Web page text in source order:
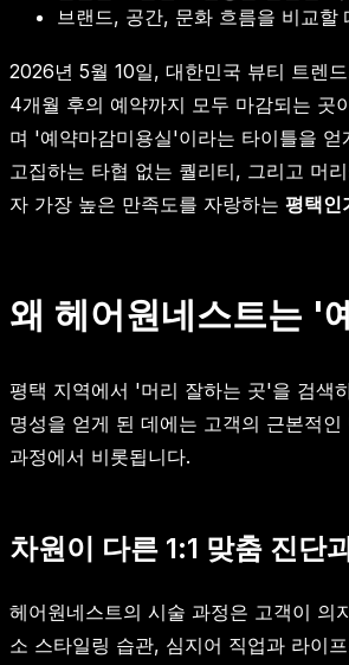
브랜드, 공간, 문화 흐름을 비교할
2026년 5월 10일, 대한민국 뷰티 트렌
4개월 후의 예약까지 모두 마감되는 곳
며 '예약마감미용실'이라는 타이틀을
고집하는 타협 없는 퀄리티, 그리고 머
자 가장 높은 만족도를 자랑하는 평택인
왜 헤어원네스트는 '
평택 지역에서 '머리 잘하는 곳'을 검색
명성을 얻게 된 데에는 고객의 근본적
과정에서 비롯됩니다.
차원이 다른 1:1 맞춤 진단
헤어원네스트의 시술 과정은 고객이 의
소 스타일링 습관, 심지어 직업과 라이